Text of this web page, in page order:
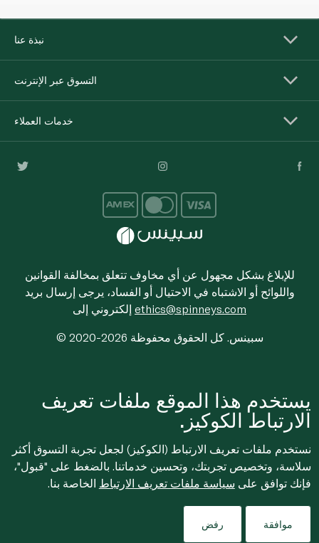
نبذة عنا
التسوق عبر الإنترنت
خدمات العملاء
للإبلاغ بشكل مجهول عن أي مخاوف تتعلق بمخالفة القوانين
واللوائح أو الاشتباه في الاحتيال أو الفساد، يرجى إرسال بريد
ethics@spinneys.com
© 2020-2026 سبينس. كل الحقوق محفوظة
يستخدم هذا الموقع ملفات تعريف
الارتباط الكوكيز.
نستخدم ملفات تعريف الارتباط (الكوكيز) لجعل تجربة التسوق أكثر
سلاسة، وتخصيص تجربتك، وتحسين خدماتنا. بالضغط على "قبول"،
فإنك توافق على سياسة ملفات تعريف الارتباط الخاصة بنا.
موافقة رفض